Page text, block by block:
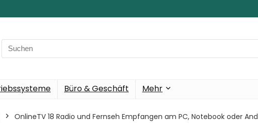
Search
for:
Büro & Geschäft Mehr
OnlineTV 18 Radio und Fernseh Empfangen am PC, Notebook oder